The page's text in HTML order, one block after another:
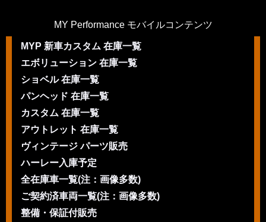
MY Performance モバイルコンテンツ
MYP 新車カスタム 在庫一覧
エボリューション 在庫一覧
ショベル 在庫一覧
パンヘッド 在庫一覧
カスタム 在庫一覧
アウトレット 在庫一覧
ヴィンテージ パーツ販売
ハーレー入庫予定
全在庫車一覧(注：画像多数)
ご契約済車両一覧(注：画像多数)
整備・保証付販売